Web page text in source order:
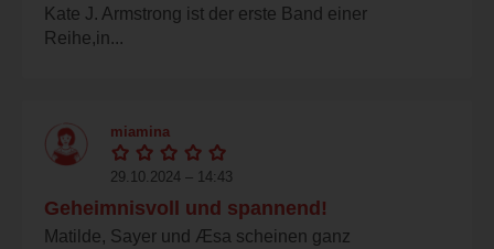
Kate J. Armstrong ist der erste Band einer
Reihe,in...
miamina
29.10.2024 – 14:43
Geheimnisvoll und spannend!
Matilde, Sayer und Æsa scheinen ganz